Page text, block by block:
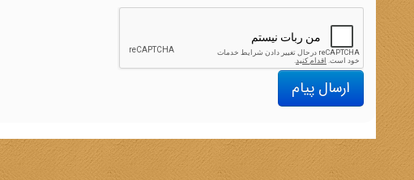
ارسال پیام